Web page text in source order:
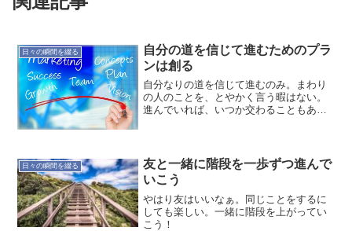
日々の瞬間を綴る
自分の道を信じて進むためのプラ
ンは創る
自分なりの道を信じて進むのみ。まわり
の人のことを、とやかく言う暇はない。
進んでいれば、いつか交わることもある
の繰り返し。振り返ること...
日々の瞬間を綴る
友と一緒に階段を一歩ずつ進んで
いこう
やはり友はいいなぁ。同じことをするに
しても楽しい。一緒に階段を上がってい
こう！